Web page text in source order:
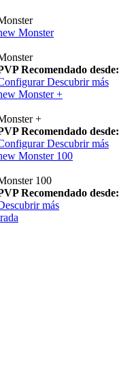
Monster
Recomendado
Descubrir más
Monster +
+
Recomendado
Descubrir más
Monster 100
100
Recomendado
más